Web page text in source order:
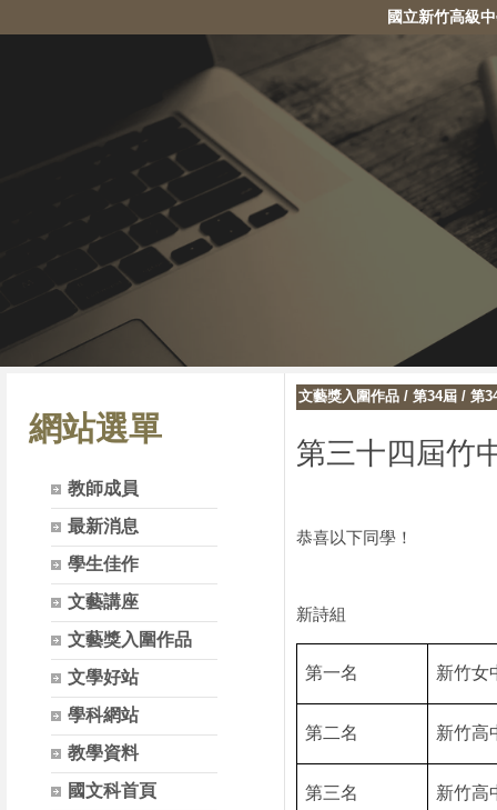
國立新竹高級
網站選單
教師成員
最新消息
學生佳作
文藝講座
文藝獎入圍作品
文學好站
學科網站
教學資料
國文科首頁
文藝獎入圍作品 / 第34屆 / 第
第三十四屆竹
恭喜以下同學！
新詩組
第一名 新竹女
第二名 新竹高
第三名 新竹高